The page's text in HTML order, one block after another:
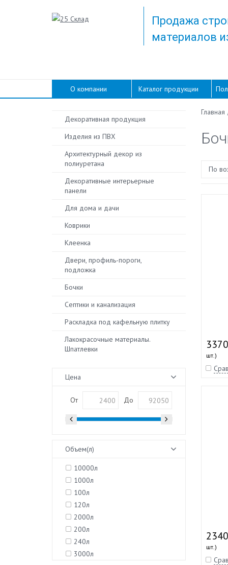
Продажа
материалов
О компании Каталог продукции
Главная
По
шт.)
шт.)
Декоративная продукция
Изделия из ПВХ
Архитектурный декор из
полиуретана
Декоративные интерьерные
панели
Для дома и дачи
Коврики
Клеенка
Двери, профиль-пороги,
подложка
Бочки
Септики и канализация
Раскладка под кафельную плитку
Лакокрасочные материалы.
Шпатлевки
Цена
От До
Объем(л)
10000л
1000л
100л
120л
2000л
200л
240л
3000л